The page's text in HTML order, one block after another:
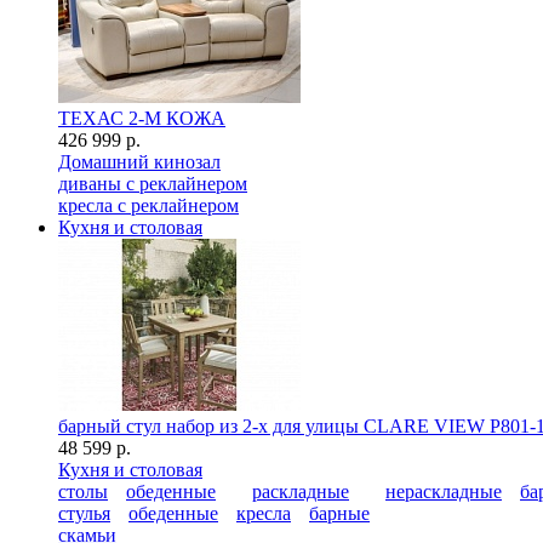
ТЕХАС 2-М КОЖА
426 999 р.
Домашний кинозал
диваны с реклайнером
кресла с реклайнером
Кухня и столовая
барный стул набор из 2-x для улицы CLARE VIEW P801-
48 599 р.
Кухня и столовая
столы
обеденные раскладные нераскладные
стулья
обеденные кресла
барные
скамьи